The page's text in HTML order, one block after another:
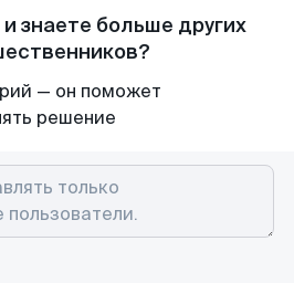
знаете больше других
— он поможет
решение